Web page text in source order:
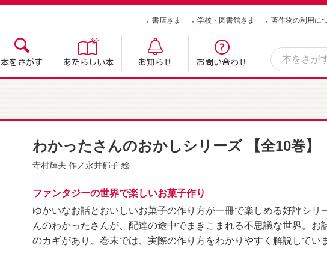
書店さま 学校・図書館さま 著作物の利用に
本をさがす あたらしい本 お知らせ お問い合わせ
わかったさんのおかしシリーズ 【全10巻】
寺村輝夫 作／永井郁子 絵
ファンタジーの世界で楽しいお菓子作り
ゆかいなお話とおいしいお菓子の作り方が一冊で楽しめる好評シリ
んのわかったさんが、配達の途中でまきこまれる不思議な世界。お
のカギがあり、巻末では、実際の作り方をわかりやすく解説してい